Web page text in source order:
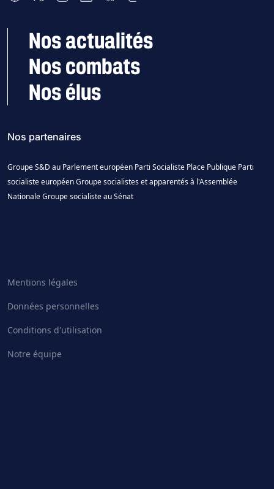
Nos actualités
Nos combats
Nos élus
Nos partenaires
Groupe S&D au Parlement européen Parti Socialiste Place Publique Parti
socialiste européenGroupe socialistes et apparentés à l'Assemblée
NationaleGroupe socialiste au Sénat
Mentions légales
Données personnelles
Conditions d'utilisation
Notre équipe